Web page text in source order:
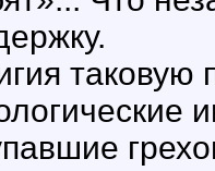
таковую